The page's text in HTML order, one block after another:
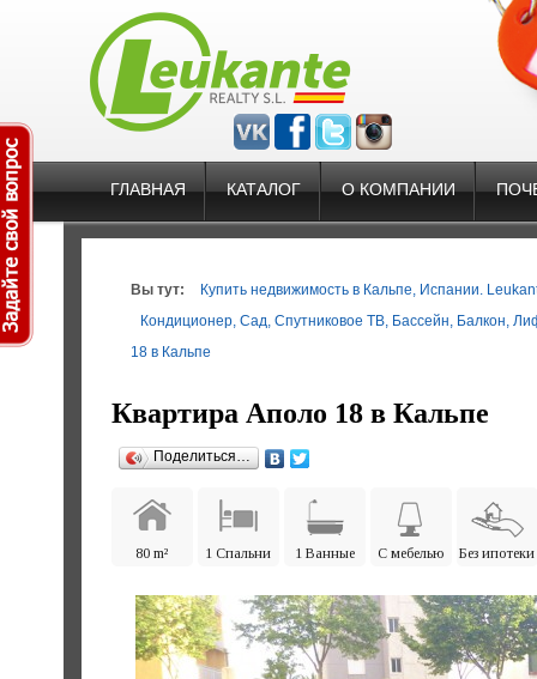
ГЛАВНАЯ КАТАЛОГ О КОМПАНИИ
Вы тут:
Купить недвижимость в Кальпе, Испании.
Кондиционер, Сад, Спутниковое ТВ, Бассейн, Балкон,
18 в Кальпе
Квартира Аполо 18 в Кальпе
Поделиться…
80 m² 1 Спальни 1 Ванные С мебелью Без ипотеки